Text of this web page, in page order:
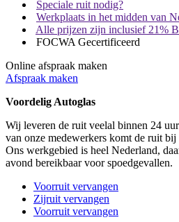
Speciale ruit nodig?
Werkplaats in het midden van
Alle prijzen zijn inclusief 21%
FOCWA Gecertificeerd
Online afspraak maken
Afspraak maken
Voordelig Autoglas
Wij leveren de ruit veelal binnen 24
van onze medewerkers komt de ruit
Ons werkgebied is heel Nederland,
avond bereikbaar voor spoedgevallen.
Voorruit vervangen
Zijruit vervangen
Voorruit vervangen